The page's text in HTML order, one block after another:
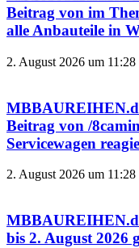
Beitrag von im
alle Anbauteile in
2. August 2026 um 11:28
Beitrag von /
Servicewagen
2. August 2026 um 11:28
bis 2. August 2026